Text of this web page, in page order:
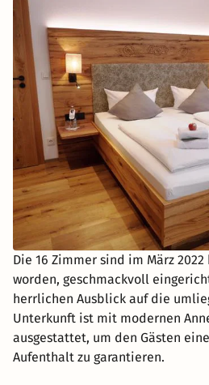
Die 16 Zimmer sind im März
worden, geschmackvoll
herrlichen Ausblick auf die
Unterkunft ist mit modernen
ausgestattet, um den Gästen
Aufenthalt zu garantieren.